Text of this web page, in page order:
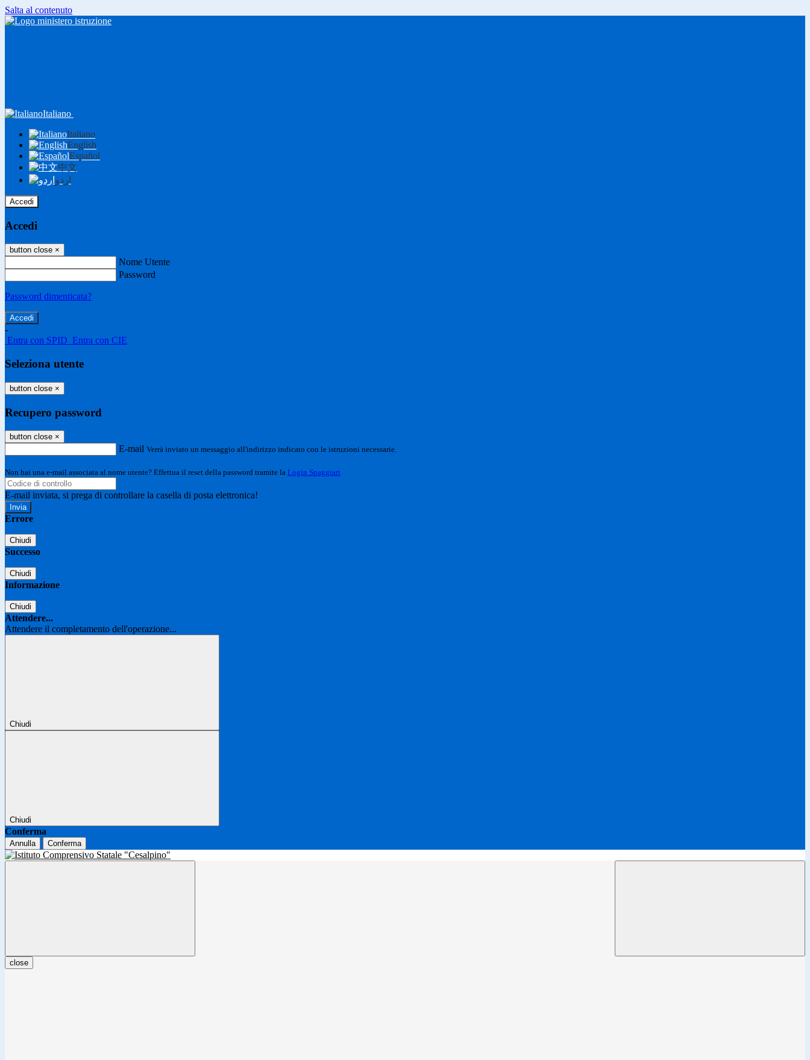
Salta al contenuto
Italiano
Italiano
English
Español
中文
اردو
Accedi
Accedi
button close ×
Nome Utente
Password
Password dimenticata?
-
Entra con SPID Entra con CIE
Seleziona utente
button close ×
Recupero password
button close ×
E-mail Verrà inviato un messaggio all'indirizzo indicato con le istruzioni necessarie.
Non hai una e-mail associata al nome utente? Effettua il reset della password tramite la Login Spaggiari
E-mail inviata, si prega di controllare la casella di posta elettronica!
Errore
Chiudi
Successo
Chiudi
Informazione
Chiudi
Attendere...
Attendere il completamento dell'operazione...
Chiudi
Chiudi
Conferma
Annulla Conferma
close